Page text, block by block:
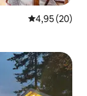
4,95 (20)